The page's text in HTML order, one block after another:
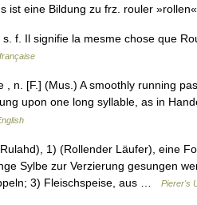
ist eine Bildung zu frz. rouler
f. Il signifie la mesme chose que
n. [F.] (Mus.) A smoothly running
upon one long syllable, as in
1) (Rollender Läufer), eine
Sylbe zur Verzierung gesungen
3) Fleischspeise, aus …
Pierer's